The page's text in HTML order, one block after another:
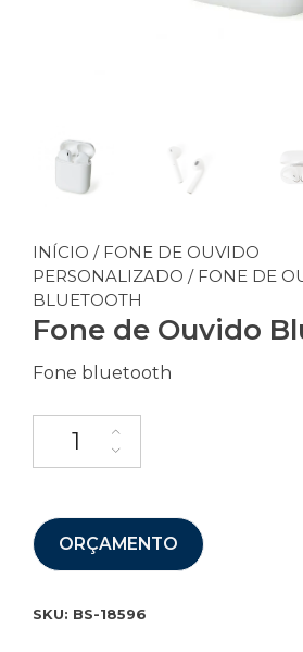
INÍCIO / FONE DE OUVIDO
PERSONALIZADO / FONE DE
BLUETOOTH
Fone de Ouvido
Fone bluetooth
ORÇAMENTO
SKU: BS-18596